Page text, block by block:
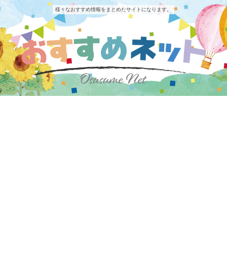
様々なおすすめ情報をまとめたサイトになります。